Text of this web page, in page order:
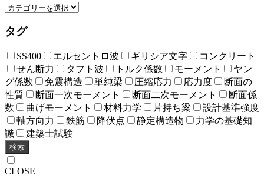
タグ
SS400 エルセントロ波 ギリシア文字
コンクリート
せん断力
タフト波 トルク係数 モーメント
ヤン
グ係数
免震構造 単純梁 圧縮応力 応力度
断面の
性質
断面一次モーメント 断面二次モーメント
断面係
数
曲げモーメント 材料力学 片持ち梁
設計基準強度
軸方向力
鉄筋 降伏点 静定構造物
力学の基礎知
識
建築士試験
検索
CLOSE